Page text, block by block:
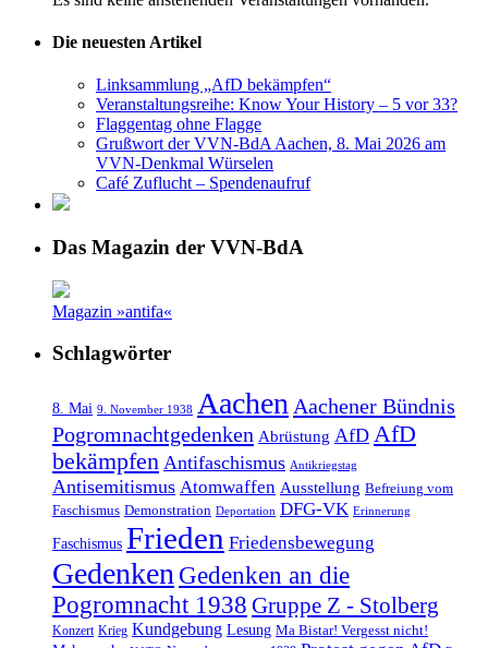
Die neuesten Artikel
Linksammlung „AfD bekämpfen“
Veranstaltungsreihe: Know Your History – 5 vor 33?
Flaggentag ohne Flagge
Grußwort der VVN-BdA Aachen, 8. Mai 2026 am
VVN-Denkmal Würselen
Café Zuflucht – Spendenaufruf
Das Magazin der VVN-BdA
Magazin »antifa«
Schlagwörter
8. Mai 9. November 1938 Aachen Aachener Bündnis
Pogromnachtgedenken Abrüstung AfD AfD
bekämpfen Antifaschismus Antikriegstag
Antisemitismus Atomwaffen Ausstellung Befreiung vom
Faschismus Demonstration Deportation DFG-VK Erinnerung
Faschismus Frieden Friedensbewegung
Gedenken Gedenken an die
Pogromnacht 1938 Gruppe Z - Stolberg
Konzert Krieg Kundgebung Lesung Ma Bistar! Vergesst nicht!